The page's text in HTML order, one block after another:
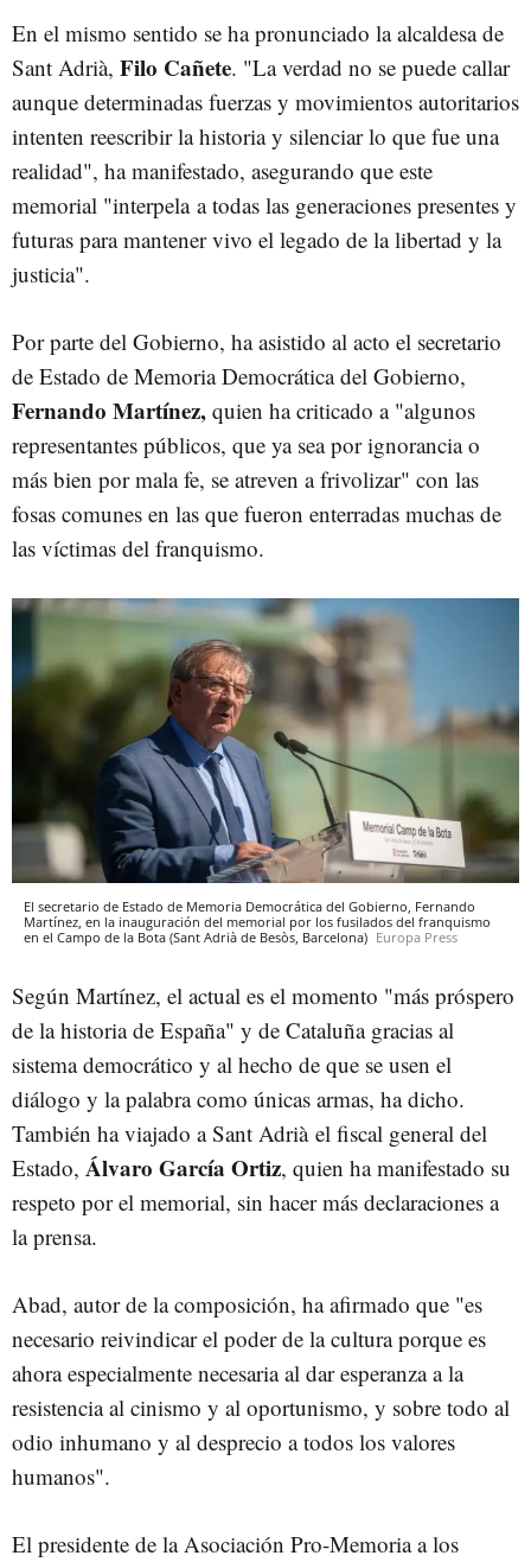
En el mismo sentido se ha pronunciado la alcaldesa de
Sant Adrià, Filo Cañete. "La verdad no se puede callar
aunque determinadas fuerzas y movimientos autoritarios
intenten reescribir la historia y silenciar lo que fue una
realidad", ha manifestado, asegurando que este
memorial "interpela a todas las generaciones presentes y
futuras para mantener vivo el legado de la libertad y la
justicia".
Por parte del Gobierno, ha asistido al acto el secretario
de Estado de Memoria Democrática del Gobierno,
Fernando Martínez, quien ha criticado a "algunos
representantes públicos, que ya sea por ignorancia o
más bien por mala fe, se atreven a frivolizar" con las
fosas comunes en las que fueron enterradas muchas de
las víctimas del franquismo.
El secretario de Estado de Memoria Democrática del Gobierno, Fernando
Martínez, en la inauguración del memorial por los fusilados del franquismo
en el Campo de la Bota (Sant Adrià de Besòs, Barcelona) Europa Press
Según Martínez, el actual es el momento "más próspero
de la historia de España" y de Cataluña gracias al
sistema democrático y al hecho de que se usen el
diálogo y la palabra como únicas armas, ha dicho.
También ha viajado a Sant Adrià el fiscal general del
Estado, Álvaro García Ortiz, quien ha manifestado su
respeto por el memorial, sin hacer más declaraciones a
la prensa.
Abad, autor de la composición, ha afirmado que "es
necesario reivindicar el poder de la cultura porque es
ahora especialmente necesaria al dar esperanza a la
resistencia al cinismo y al oportunismo, y sobre todo al
odio inhumano y al desprecio a todos los valores
humanos".
El presidente de la Asociación Pro-Memoria a los